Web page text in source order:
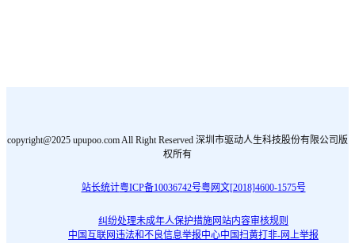
copyright@2025 upupoo.com All Right Reserved 深圳市驱动人生科技股份有限公司版
权所有
站长统计粤ICP备10036742号粤网文[2018]4600-1575号
纠纷处理未成年人保护措施网站内容审核规则
中国互联网违法和不良信息举报中心中国扫黄打非-网上举报